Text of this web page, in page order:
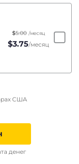
$5.00 /месяц
$3.75/месяц
США
денег